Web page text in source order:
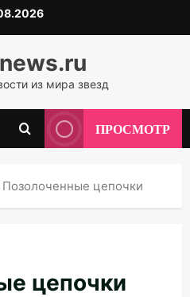
из мира звезд
ПРОСМОТР
Позолоченные цепочки
цепочки